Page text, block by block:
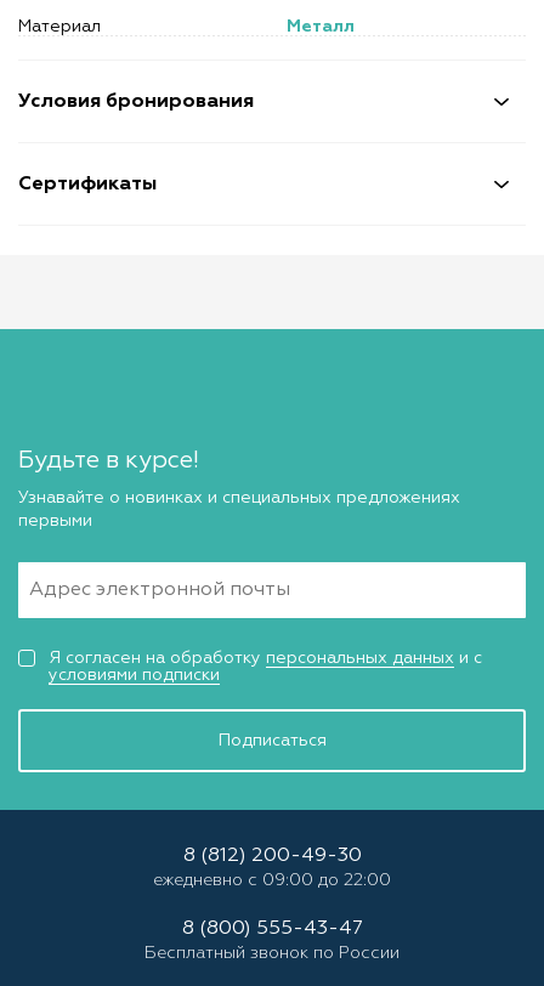
Условия бронирования
Сертификаты
Материал Металл
Будьте в курсе!
Узнавайте о новинках и специальных предложениях
первыми
Подписаться
Я согласен на обработку персональных данных и с
условиями подписки
8 (812) 200-49-30
ежедневно с 09:00 до 22:00
8 (800) 555-43-47
Бесплатный звонок по России